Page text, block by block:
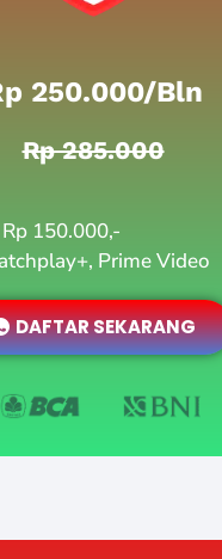
250.000/bln
Rp 285.000
150.000,-
Prime Video
DAFTAR SEKARANG